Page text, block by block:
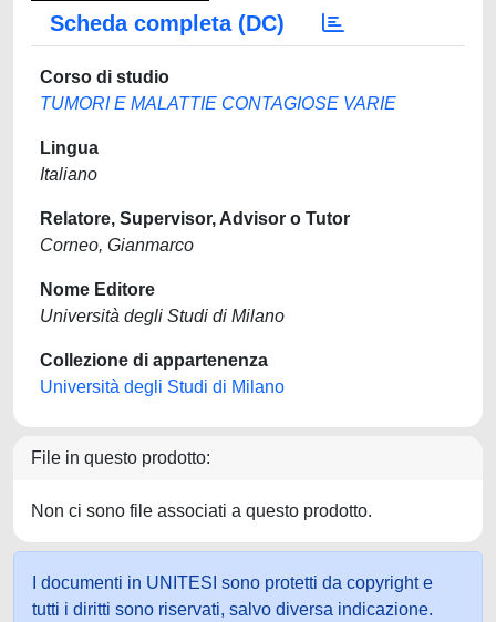
Scheda completa (DC)
Corso di studio
TUMORI E MALATTIE CONTAGIOSE VARIE
Lingua
Italiano
Relatore, Supervisor, Advisor o Tutor
Corneo, Gianmarco
Nome Editore
Università degli Studi di Milano
Collezione di appartenenza
Università degli Studi di Milano
File in questo prodotto:
Non ci sono file associati a questo prodotto.
I documenti in UNITESI sono protetti da copyright e
tutti i diritti sono riservati, salvo diversa indicazione.